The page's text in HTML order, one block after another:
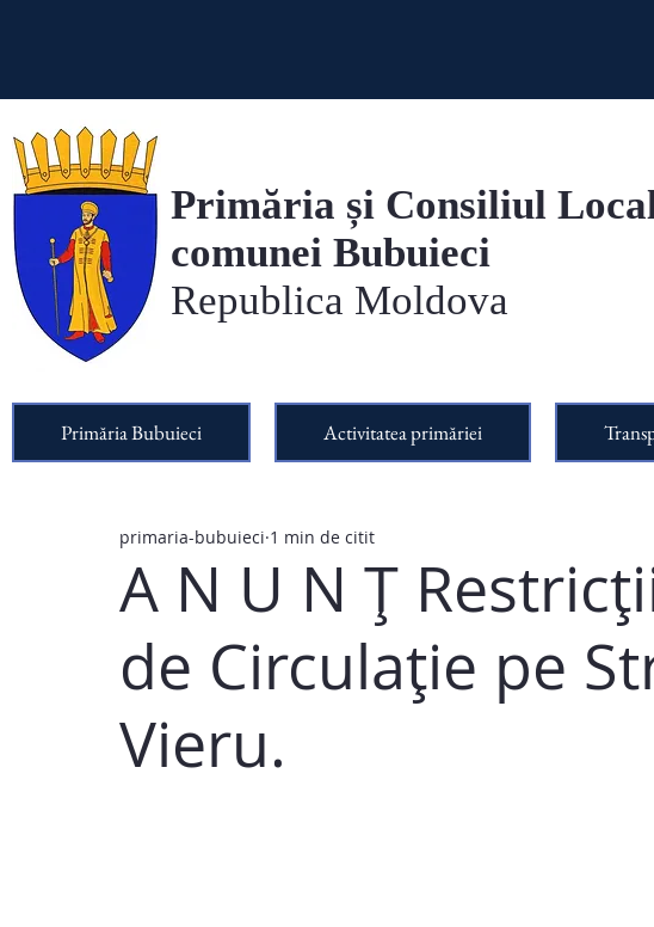
Primăria și Consiliul
comunei Bubuieci
Republica Moldova
Primăria Bubuieci Activitatea primăriei
A N U N Ț
de Circulație pe
Vieru.
primaria-bubuieci 1 min de citit